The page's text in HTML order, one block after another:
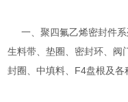
一、聚四氟乙烯密封件系
生料带、垫圈、密封环、阀
封圈、中填料、F4盘根及各